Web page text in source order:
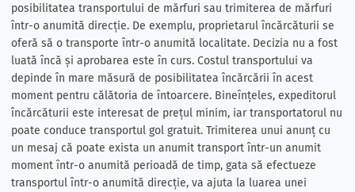
posibilitatea transportului de mărfuri sau trimiterea de mărfuri
într-o anumită direcție. De exemplu, proprietarul încărcăturii se
oferă să o transporte într-o anumită localitate. Decizia nu a fost
luată încă și aprobarea este în curs. Costul transportului va
depinde în mare măsură de posibilitatea încărcării în acest
moment pentru călătoria de întoarcere. Bineînțeles, expeditorul
încărcăturii este interesat de prețul minim, iar transportatorul nu
poate conduce transportul gol gratuit. Trimiterea unui anunț cu
un mesaj că poate exista un anumit transport într-un anumit
moment într-o anumită perioadă de timp, gata să efectueze
transportul într-o anumită direcție, va ajuta la luarea unei